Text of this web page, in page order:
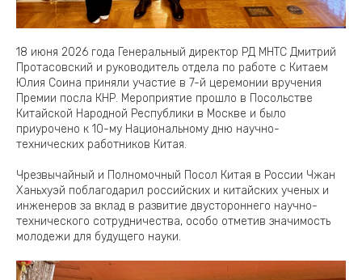
18 июня 2026 года Генеральный директор РД МНТС Дмитрий
Протасовский и руководитель отдела по работе с Китаем
Юлия Соина приняли участие в 7-й церемонии вручения
Премии посла КНР. Мероприятие прошло в Посольстве
Китайской Народной Республики в Москве и было
приурочено к 10-му Национальному дню научно-
технических работников Китая.
Чрезвычайный и Полномочный Посол Китая в России Чжан
Ханьхуэй поблагодарил российских и китайских ученых и
инженеров за вклад в развитие двустороннего научно-
технического сотрудничества, особо отметив значимость
молодежи для будущего науки.